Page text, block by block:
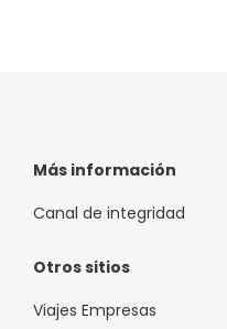
Más información
Canal de integridad
Otros sitios
Viajes Empresas